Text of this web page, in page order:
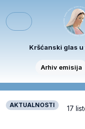
Menu
Kršćanski glas u
Arhiv emisija
AKTUALNOSTI 17